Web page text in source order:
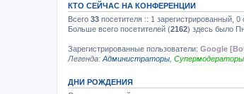
КТО СЕЙЧАС НА КОНФЕРЕНЦИИ
Всего 33 посетителя :: 1 зарегистрированный,
Больше всего посетителей (2162) здесь было
Зарегистрированные пользователи: Google
Легенда: Администраторы Супермодераторы
ДНИ РОЖДЕНИЯ